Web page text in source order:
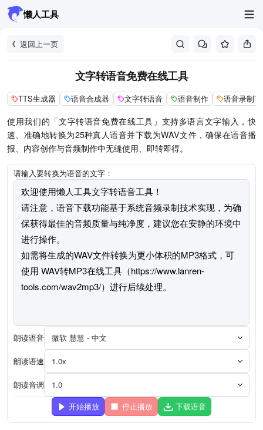
懒人工具
返回上一页
文字转语音免费在线工具
TTS生成器 语音合成器 文字转语音 语音制作 语音录制
使用我们的「文字转语音免费在线工具」支持多语言文字输入，快
速、准确地转换为25种真人语音并下载为WAV文件，确保在语音播
报、内容创作与音频制作中无缝使用、即转即得。
请输入要转换为语音的文字：
朗读语音 微软 慧慧 - 中文
朗读语速 1.0x
朗读音调
1.0
开始播放
停止播放 下载语音